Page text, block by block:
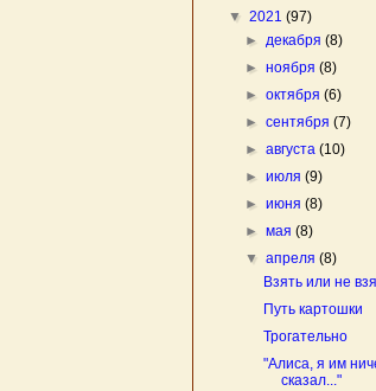
▼ 2021 (97)
►декабря(8)
►ноября(8)
►октября(6)
►сентября(7)
►августа(10)
►июля(9)
►июня(8)
►мая(8)
▼апреля(8)
Взять или не
Путь картошки
Трогательно
"Алиса, я им
сказал..."